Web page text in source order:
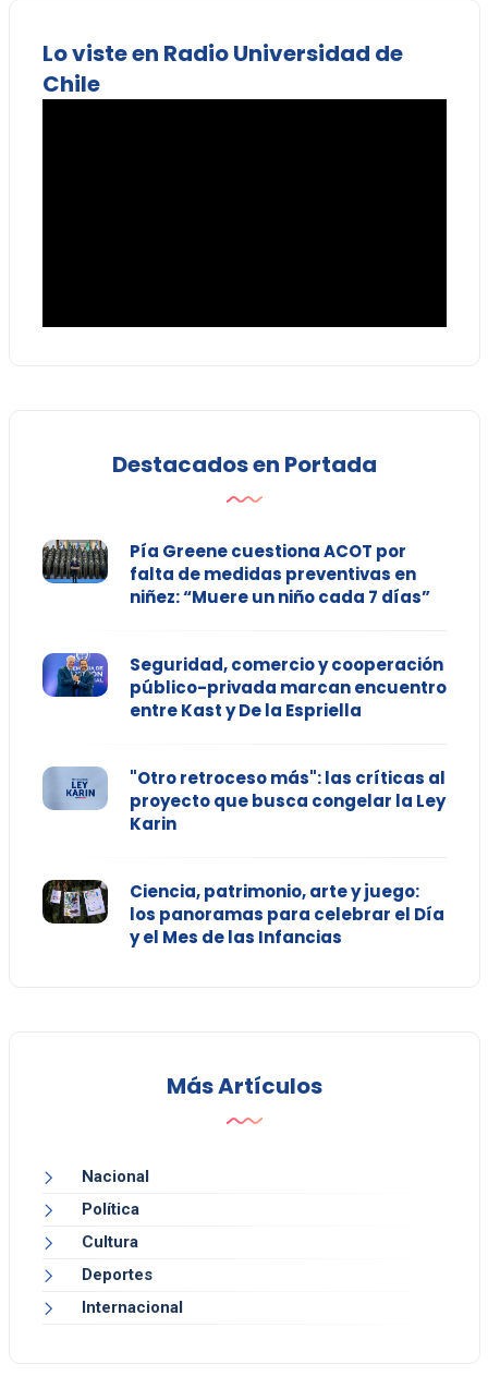
Lo viste en Radio Universidad de
Chile
Destacados en Portada
Pía Greene cuestiona ACOT por
falta de medidas preventivas en
niñez: “Muere un niño cada 7 días”
Seguridad, comercio y cooperación
público-privada marcan encuentro
entre Kast y De la Espriella
"Otro retroceso más": las críticas al
proyecto que busca congelar la Ley
Karin
Ciencia, patrimonio, arte y juego:
los panoramas para celebrar el Día
y el Mes de las Infancias
Más Artículos
Nacional
Política
Cultura
Deportes
Internacional